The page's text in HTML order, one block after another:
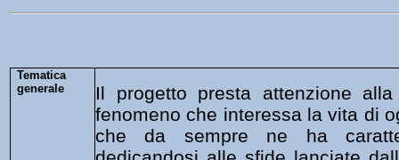
Tematica
generale
Il progetto presta attenzione
fenomeno che interessa la vita di
che da sempre ne ha